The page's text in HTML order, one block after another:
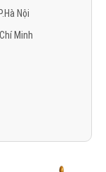
Nội
Minh